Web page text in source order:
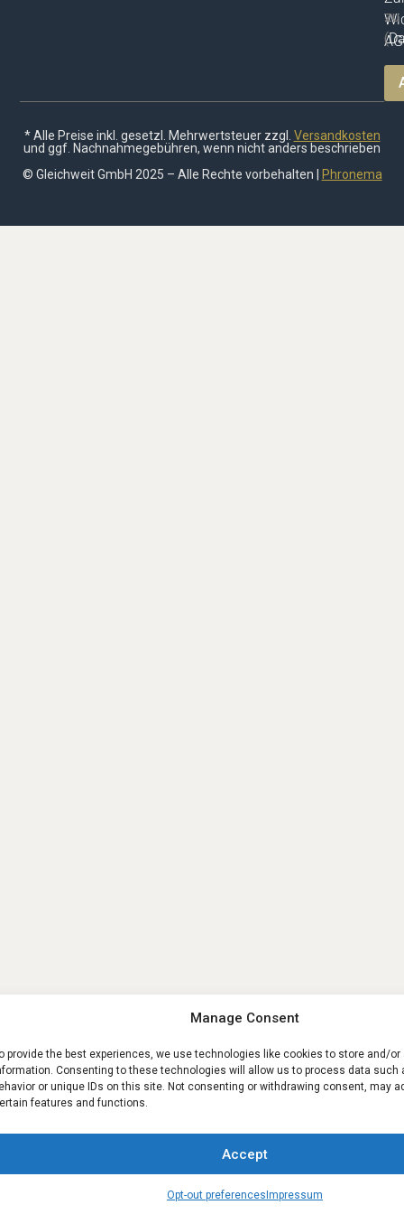
Manage Consent
provide the best experiences, we use technologies like cookies to store and/
Consenting to these technologies will allow us to process data such
or unique IDs on this site. Not consenting or withdrawing consent, may
features and functions.
Accept
Opt-out preferences Impressum
zu
(
* Alle Preise inkl. gesetzl. Mehrwertsteuer zzgl. Versandkosten
und ggf. Nachnahmegebühren, wenn nicht anders beschrieben
© Gleichweit GmbH 2025 – Alle Rechte vorbehalten |
Phronema
Contact us